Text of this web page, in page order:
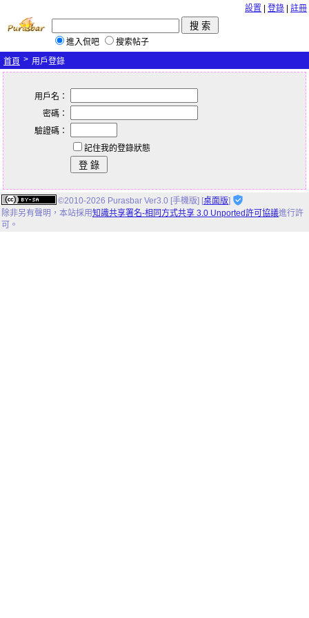
設置 登錄 註冊
進入侃吧
搜索帖子
首頁 > 用戶登錄
用戶名：
密碼：
驗證碼：
記住我的登錄狀態
©2010-2026 Purasbar Ver3.0 [手機版] [桌面版]
除非另有聲明， 本站採用知識共享署名-相同方式共享 3.0 Unported許可協議進行許
可。